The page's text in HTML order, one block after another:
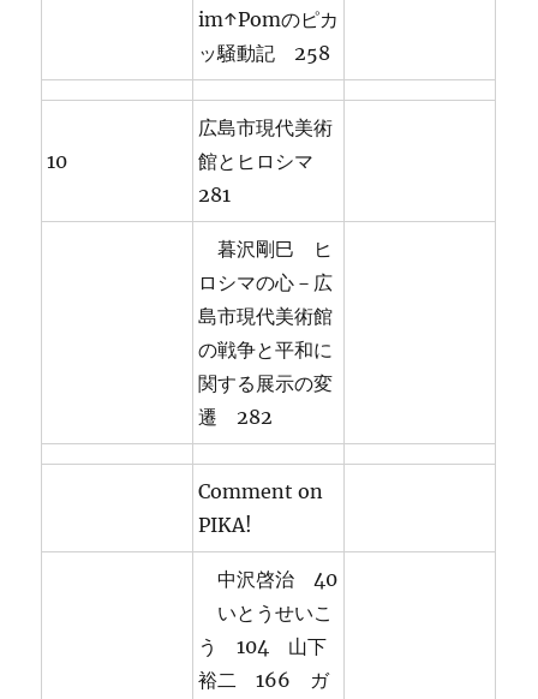
im↑Pomのピカ
ッ騒動記 258
10
広島市現代美術
館とヒロシマ
281
暮沢剛巳 ヒ
ロシマの心－広
島市現代美術館
の戦争と平和に
関する展示の変
遷 282
Comment on
PIKA!
中沢啓治 40
いとうせいこ
う 104 山下
裕二 166 ガ